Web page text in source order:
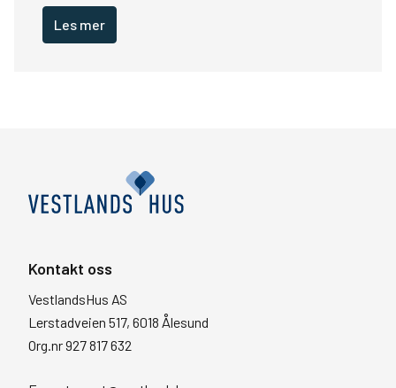
Les mer
Kontakt oss
VestlandsHus AS
Lerstadveien 517, 6018 Ålesund
Org.nr 927 817 632